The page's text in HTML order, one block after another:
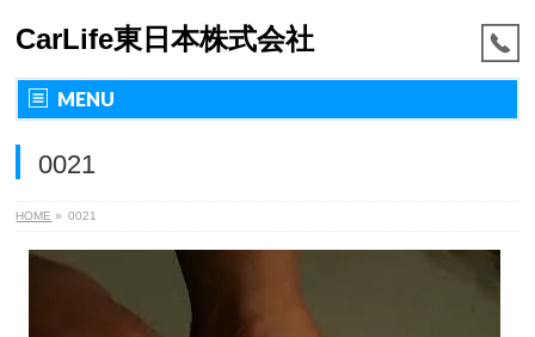
CarLife東日本株式会社
MENU
0021
HOME » 0021